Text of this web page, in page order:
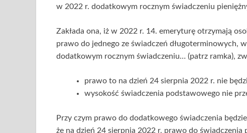
w 2022 r. dodatkowym rocznym świadczeniu
Zakłada ona, iż w 2022 r. 14. emeryturę otrzymają
prawo do jednego ze świadczeń długoterminowych,
dodatkowym rocznym świadczeniu… (patrz ramka),
prawo to na dzień 24 sierpnia 2022 r. nie
wysokość świadczenia podstawowego nie
Przy czym prawo do dodatkowego świadczenia
że na dzień 24 sierpnia 2022 r. prawo do świadczenia